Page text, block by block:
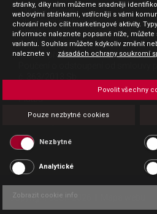
Jak nakupovat
Obchodní podmínky
GDPR - ochrana osobních údajů
Profil zadavatele
Sdělení před uzavřením kupní
Platba
Vrácení zboží
Povinná publicita
Copyright CESK 2026 |
stránky, díky nim můžeme snadněji
webovými stránkami, vstřícněji s vámi
chování nebo cílit marketingové aktivity.
informace naleznete popsané níže,
variantu. Souhlas můžete kdykoliv změnit
naleznete v
zásadách ochrany soukromí
Pouze nezbytné cookies
Povolit všechny
Nezbytné
Analytické
Zobrazit cookie info